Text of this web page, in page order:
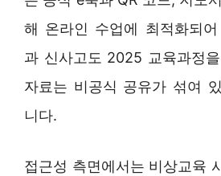
해 온라인 수업에 최적화되
과 신사고도 2025 교육과정
자료는 비공식 공유가 섞여
니다.
접근성 측면에서는 비상교육